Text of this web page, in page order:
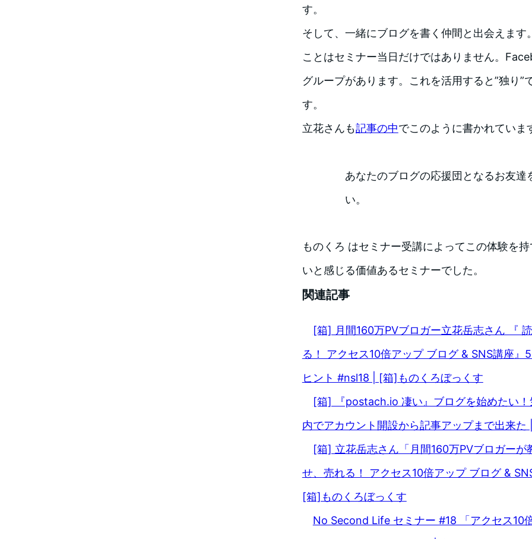
す。
そして、一緒にブログを書く仲間と出会えます
ことはセミナー当日だけではありません。
グループがあります。これを活用すると”独り”
す。
立花さんも記事の中でこのように書かれていま
あなたのブログの応援団となるお友達
い。
ものくろ はセミナー受講によってこの体験を
いと感じる価値あるセミナーでした。
関連記事
[箱] 月間160万PVブロガー立花岳志さん 『
る！ アクセス10倍アップ ブログ & SNS講座』
ヒント #nsl18 | [箱]ものくろぼっくす
[箱] 『postach.io 凄い』ブログを始めたい
内でアカウント開設から記事アップまで出来
[箱] 立花岳志さん「月間160万PVブロガーが
せ、売れる！ アクセス10倍アップ ブログ &
[箱]ものくろぼっくす
No Second Life セミナー #18 「アクセス10